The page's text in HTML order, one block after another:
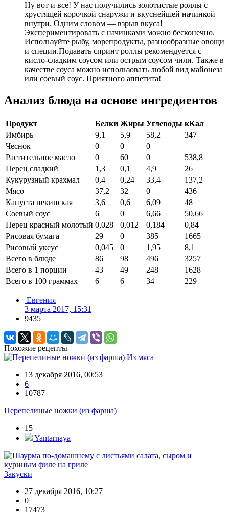
Ну вот и все! У нас получились золотистые роллы с
хрустящей корочкой снаружи и вкуснейшей начинкой
внутри. Одним словом — взрыв вкуса!
Экспериментировать с начинками можно бесконечно.
Используйте рыбу, морепродукты, разнообразные овощи
и специи.Подавать спринт роллы рекомендуется с
кисло-сладким соусом или острым соусом чили. Также в
качестве соуса можно использовать любой вид майонеза
или соевый соус. Приятного аппетита!
Анализ блюда на основе ингредиентов
Продукт Белки Жиры Углеводы кКал
Имбирь
9,1 5,9 58,2
347
Чеснок
0 0 0
—
Растительное масло
0 60 0
538,8
Перец сладкий
1,3 0,1 4,9
26
Кукурузный крахмал
0,4 0,24 33,4
137,2
Мясо
37,2 32 0
436
Капуста пекинская
3,6 0,6 6,09
48
Соевый соус
6 0 6,66
50,66
Перец красный молотый 0,028 0,012 0,184
0,84
Рисовая бумага
29 0 385
1665
Рисовый уксус
0,045 0 1,95
8,1
Всего в блюде
86 98 496
3257
Всего в 1 порции
43 49 248
1628
Всего в 100 граммах
6 6 34 229
Евгения
3 марта 2017, 15:31
9435
Похожие рецепты
Из мяса
13 декабря 2016, 00:53
6
10787
Перепелиные ножки (из фарша)
15
Yantarnaya
Закуски
27 декабря 2016, 10:27
0
17473